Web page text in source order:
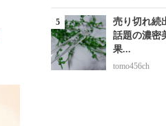
売り切れ続
話題の濃密
果...
tomo456ch